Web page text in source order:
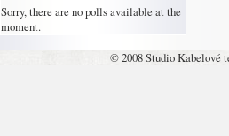
Sorry, there are no polls available at the
moment.
© 2008 Studio Kabelové